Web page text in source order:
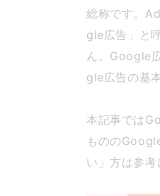
総称です。
gle広告」と
ん。Google
gle広告の基
本記事では
ものの
い」方は参考